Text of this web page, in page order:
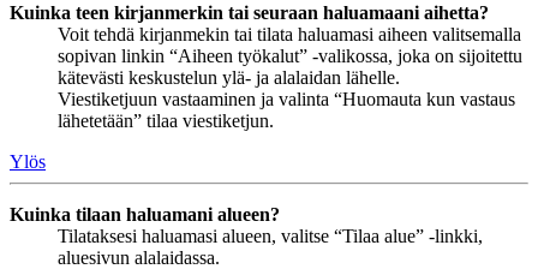
Kuinka teen kirjanmerkin tai seuraan haluamaani aihetta?
Voit tehdä kirjanmekin tai tilata haluamasi aiheen valitsemalla
sopivan linkin “Aiheen työkalut” -valikossa, joka on sijoitettu
kätevästi keskustelun ylä- ja alalaidan lähelle.
Viestiketjuun vastaaminen ja valinta “Huomauta kun vastaus
lähetetään” tilaa viestiketjun.
Ylös
Kuinka tilaan haluamani alueen?
Tilataksesi haluamasi alueen, valitse “Tilaa alue” -linkki,
aluesivun alalaidassa.